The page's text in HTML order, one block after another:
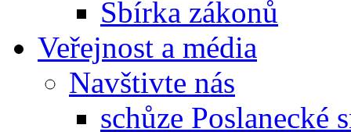
Sbírka zákonů
Veřejnost a média
Navštivte nás
schůze Poslanecké